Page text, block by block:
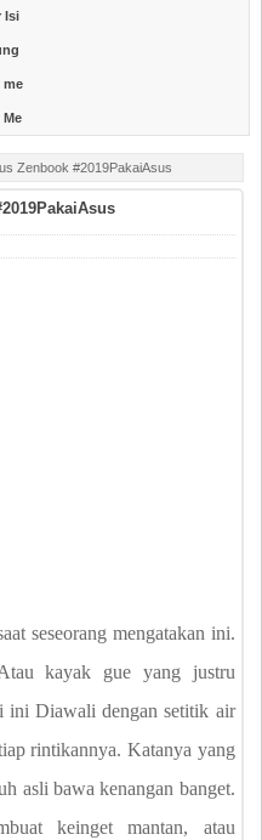
Isi
me
Zenbook #2019PakaiAsus
seseorang mengatakan ini.
kayak gue yang justru
ini Diawali dengan setitik air
rintikannya. Katanya yang
asli bawa kenangan banget.
keinget mantan, atau